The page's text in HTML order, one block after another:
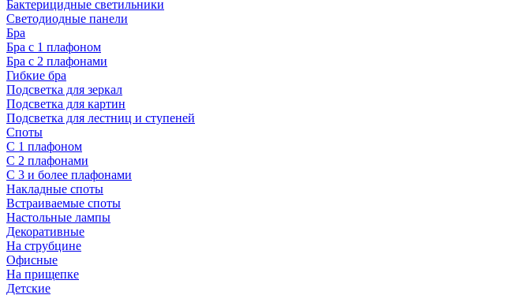
Бактерицидные светильники
Светодиодные панели
Бра
Бра с 1 плафоном
Бра с 2 плафонами
Гибкие бра
Подсветка для зеркал
Подсветка для картин
Подсветка для лестниц и ступеней
Споты
С 1 плафоном
С 2 плафонами
С 3 и более плафонами
Накладные споты
Встраиваемые споты
Настольные лампы
Декоративные
На струбцине
Офисные
На прищепке
Детские